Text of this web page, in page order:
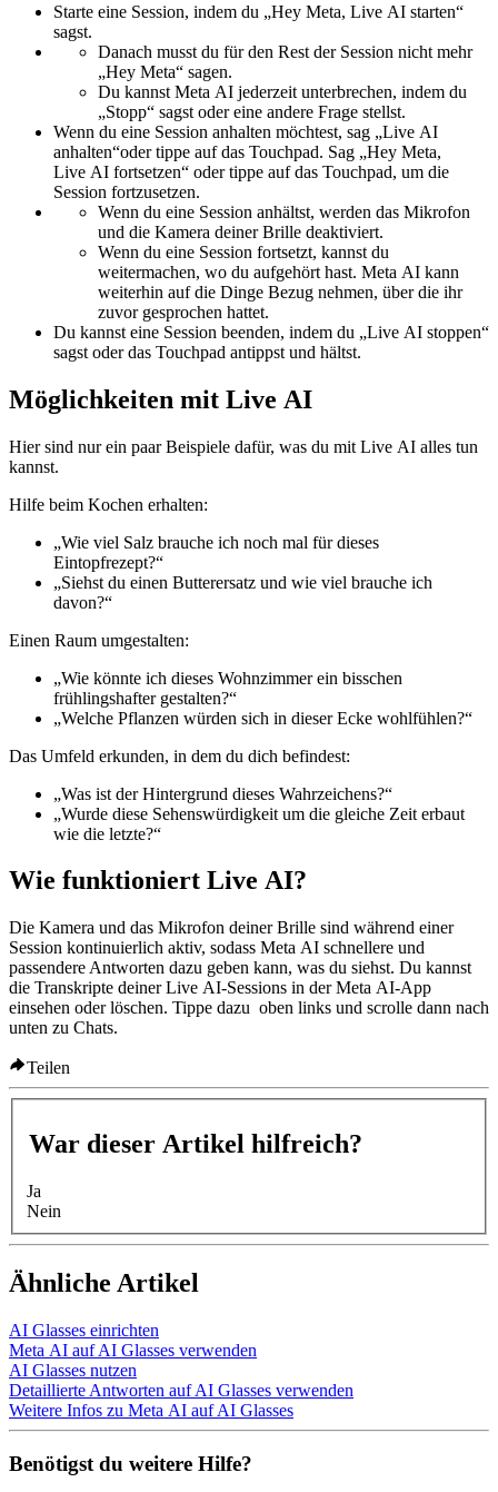
Starte eine Session, indem du „Hey Meta, Live AI starten“
sagst.
Danach musst du für den Rest der Session nicht mehr
„Hey Meta“ sagen.
Du kannst Meta AI jederzeit unterbrechen, indem du
„Stopp“ sagst oder eine andere Frage stellst.
Wenn du eine Session anhalten möchtest, sag „Live AI
anhalten“oder tippe auf das Touchpad. Sag „Hey Meta,
Live AI fortsetzen“ oder tippe auf das Touchpad, um die
Session fortzusetzen.
Wenn du eine Session anhältst, werden das Mikrofon
und die Kamera deiner Brille deaktiviert.
Wenn du eine Session fortsetzt, kannst du
weitermachen, wo du aufgehört hast. Meta AI kann
weiterhin auf die Dinge Bezug nehmen, über die ihr
zuvor gesprochen hattet.
Du kannst eine Session beenden, indem du „Live AI stoppen“
sagst oder das Touchpad antippst und hältst.
Möglichkeiten mit Live AI
Hier sind nur ein paar Beispiele dafür, was du mit Live AI alles tun
kannst.
Hilfe beim Kochen erhalten:
„Wie viel Salz brauche ich noch mal für dieses
Eintopfrezept?“
„Siehst du einen Butterersatz und wie viel brauche ich
davon?“
Einen Raum umgestalten:
„Wie könnte ich dieses Wohnzimmer ein bisschen
frühlingshafter gestalten?“
„Welche Pflanzen würden sich in dieser Ecke wohlfühlen?“
Das Umfeld erkunden, in dem du dich befindest:
„Was ist der Hintergrund dieses Wahrzeichens?“
„Wurde diese Sehenswürdigkeit um die gleiche Zeit erbaut
wie die letzte?“
Wie funktioniert Live AI?
Die Kamera und das Mikrofon deiner Brille sind während einer
Session kontinuierlich aktiv, sodass Meta AI schnellere und
passendere Antworten dazu geben kann, was du siehst. Du kannst
die Transkripte deiner Live AI-Sessions in der Meta AI-App
einsehen oder löschen. Tippe dazu oben links und scrolle dann nach
unten zu Chats.
Teilen
War dieser Artikel hilfreich?
Ja
Nein
Ähnliche Artikel
AI Glasses einrichten
Meta AI auf AI Glasses verwenden
AI Glasses nutzen
Detaillierte Antworten auf AI Glasses verwenden
Weitere Infos zu Meta AI auf AI Glasses
Benötigst du weitere Hilfe?